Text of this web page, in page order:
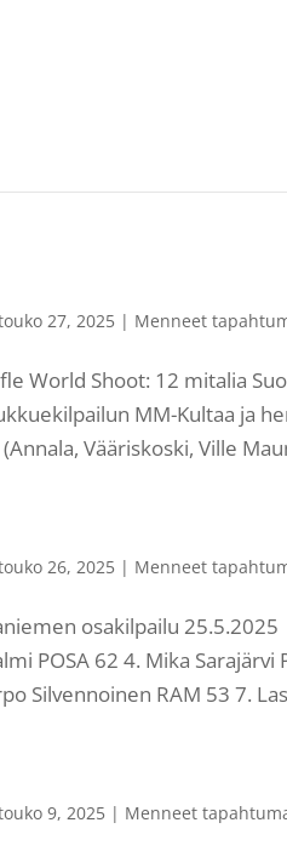
27, 2025 | Menneet
World Shoot: 12 mitalia
MM-Kultaa ja
Vääriskoski, Ville
26, 2025 | Menneet
osakilpailu
POSA 62 4. Mika
Silvennoinen RAM 53 7.
9, 2025 | Menneet